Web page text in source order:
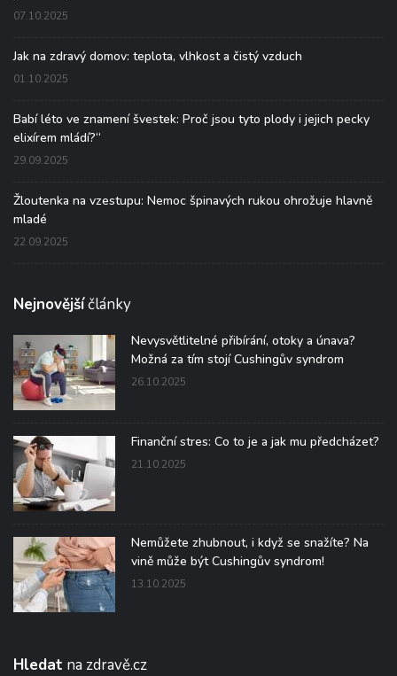
07.10.2025
Jak na zdravý domov: teplota, vlhkost a čistý vzduch
01.10.2025
Babí léto ve znamení švestek: Proč jsou tyto plody i jejich pecky
elixírem mládí?“
29.09.2025
Žloutenka na vzestupu: Nemoc špinavých rukou ohrožuje hlavně
mladé
22.09.2025
Nejnovějšíčlánky
Nevysvětlitelné přibírání, otoky a únava?
Možná za tím stojí Cushingův syndrom
26.10.2025
Finanční stres: Co to je a jak mu předcházet?
21.10.2025
Nemůžete zhubnout, i když se snažíte? Na
vině může být Cushingův syndrom!
13.10.2025
Hledat na zdravě.cz